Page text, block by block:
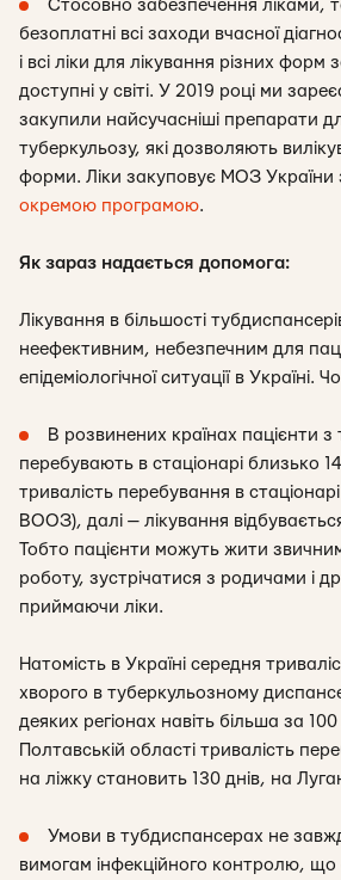
Стосовно забезпечення ліками,
безоплатні всі заходи вчасної
і всі ліки для лікування різних
доступні у світі. У 2019 році ми
закупили найсучасніші препарати
туберкульозу, які дозволяють
форми. Ліки закуповує МОЗ України
окремою програмою.
Як зараз надається допомога:
Лікування в більшості
неефективним, небезпечним для
епідеміологічної ситуації в Україні.
В розвинених країнах пацієнти з
перебувають в стаціонарі близько
тривалість перебування в
ВООЗ), далі — лікування
Тобто пацієнти можуть жити
роботу, зустрічатися з родичами і
приймаючи ліки.
Натомість в Україні середня
хворого в туберкульозному
деяких регіонах навіть більша за
Полтавській області тривалість
на ліжку становить 130 днів, на
Умови в тубдиспансерах не
вимогам інфекційного контролю,